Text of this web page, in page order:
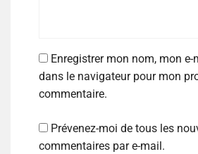
Enregistrer mon nom, mon
dans le navigateur pour mon
commentaire.
Prévenez-moi de tous les
commentaires par e-mail.